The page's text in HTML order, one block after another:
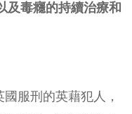
及毒癮的持續治療和
服刑的英藉犯人，